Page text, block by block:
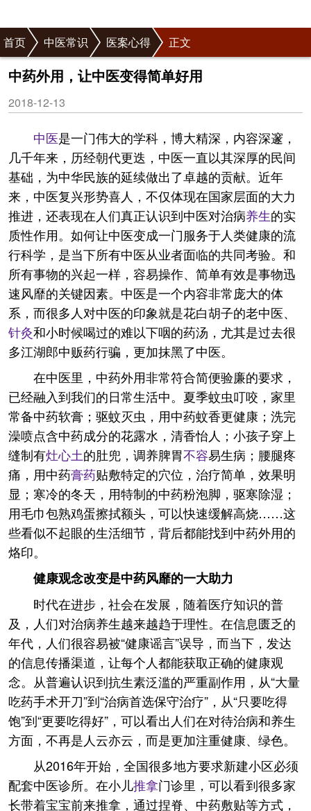
首页 中医常识 医案心得 正文
中药外用，让中医变得简单好用
2018-12-13
中医是一门伟大的学科，博大精深，内容深邃，
几千年来，历经朝代更迭，中医一直以其深厚的民间
基础，为中华民族的延续做出了卓越的贡献。近年
来，中医复兴形势喜人，不仅体现在国家层面的大力
推进，还表现在人们真正认识到中医对治病养生的实
质性作用。如何让中医变成一门服务于人类健康的流
行科学，是当下所有中医从业者面临的共同考验。和
所有事物的兴起一样，容易操作、简单有效是事物迅
速风靡的关键因素。中医是一个内容非常庞大的体
系，而很多人对中医的印象就是花白胡子的老中医、
针灸和小时候喝过的难以下咽的药汤，尤其是过去很
多江湖郎中贩药行骗，更加抹黑了中医。
在中医里，中药外用非常符合简便验廉的要求，
已经融入到我们的日常生活中。夏季蚊虫叮咬，家里
常备中药软膏；驱蚊灭虫，用中药蚊香更健康；洗完
澡喷点含中药成分的花露水，清香怡人；小孩子穿上
缝制有灶心土的肚兜，调养脾胃不容易生病；腰腿疼
痛，用中药膏药贴敷特定的穴位，治疗简单，效果明
显；寒冷的冬天，用特制的中药粉泡脚，驱寒除湿；
用毛巾包熟鸡蛋擦拭额头，可以快速缓解高烧……这
些看似不起眼的生活细节，背后都能找到中药外用的
烙印。
健康观念改变是中药风靡的一大助力
时代在进步，社会在发展，随着医疗知识的普
及，人们对治病养生越来越趋于理性。在信息匮乏的
年代，人们很容易被“健康谣言”误导，而当下，发达
的信息传播渠道，让每个人都能获取正确的健康观
念。从普遍认识到抗生素泛滥的严重副作用，从“大量
吃药手术开刀”到“治病首选保守治疗”，从“只要吃得
饱”到“更要吃得好”，可以看出人们在对待治病和养生
方面，不再是人云亦云，而是更加注重健康、绿色。
从2016年开始，全国很多地方要求新建小区必须
配套中医诊所。在小儿推拿门诊里，可以看到很多家
长带着宝宝前来推拿，通过捏脊、中药敷贴等方式，